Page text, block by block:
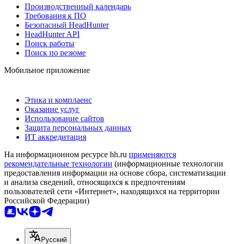
Производственный календарь
Требования к ПО
Безопасный HeadHunter
HeadHunter API
Поиск работы
Поиск по резюме
Мобильное приложение
Этика и комплаенс
Оказание услуг
Использование сайтов
Защита персональных данных
ИТ аккредитация
На информационном ресурсе hh.ru применяются
рекомендательные технологии (информационные технологии
предоставления информации на основе сбора, систематизации
и анализа сведений, относящихся к предпочтениям
пользователей сети «Интернет», находящихся на территории
Российской Федерации)
Русский